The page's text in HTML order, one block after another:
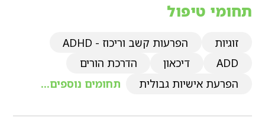
תחומי טיפול
זוגיות
הפרעות קשב וריכוז - ADHD
ADD
דיכאון
הדרכת הורים
הפרעת אישיות גבולית
תחומים נוספים...